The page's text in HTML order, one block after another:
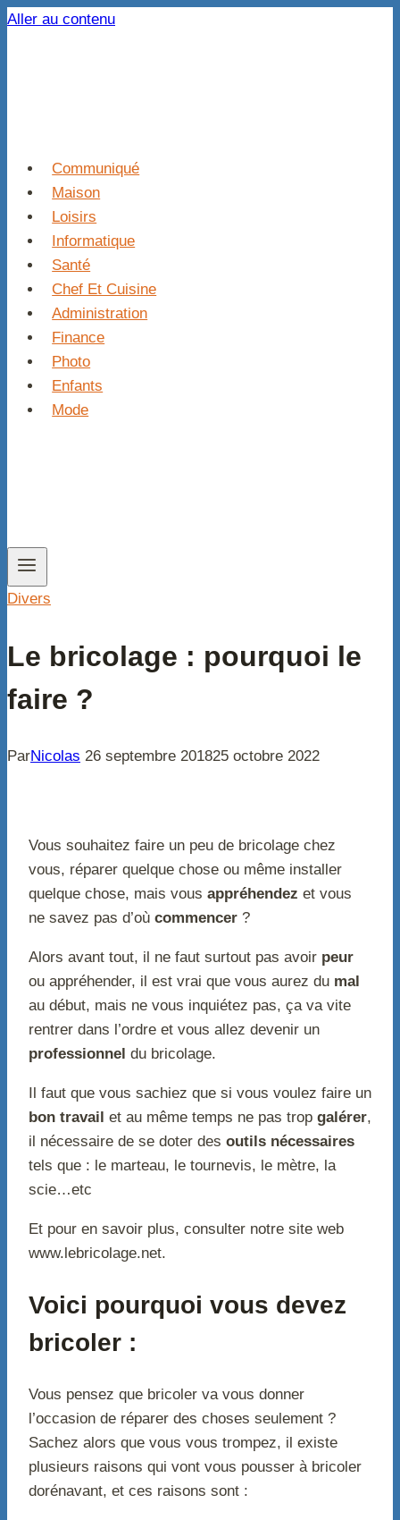
Aller au contenu
Communiqué
Maison
Loisirs
Informatique
Santé
Chef Et Cuisine
Administration
Finance
Photo
Enfants
Mode
Divers
Le bricolage : pourquoi le
faire ?
ParNicolas 26 septembre 201825 octobre 2022
Vous souhaitez faire un peu de bricolage chez
vous, réparer quelque chose ou même installer
quelque chose, mais vous appréhendez et vous
ne savez pas d’où commencer ?
Alors avant tout, il ne faut surtout pas avoir peur
ou appréhender, il est vrai que vous aurez du mal
au début, mais ne vous inquiétez pas, ça va vite
rentrer dans l’ordre et vous allez devenir un
professionnel du bricolage.
Il faut que vous sachiez que si vous voulez faire un
bon travail et au même temps ne pas trop galérer,
il nécessaire de se doter des outils nécessaires
tels que : le marteau, le tournevis, le mètre, la
scie…etc
Et pour en savoir plus, consulter notre site web
www.lebricolage.net.
Voici pourquoi vous devez
bricoler :
Vous pensez que bricoler va vous donner
l’occasion de réparer des choses seulement ?
Sachez alors que vous vous trompez, il existe
plusieurs raisons qui vont vous pousser à bricoler
dorénavant, et ces raisons sont :